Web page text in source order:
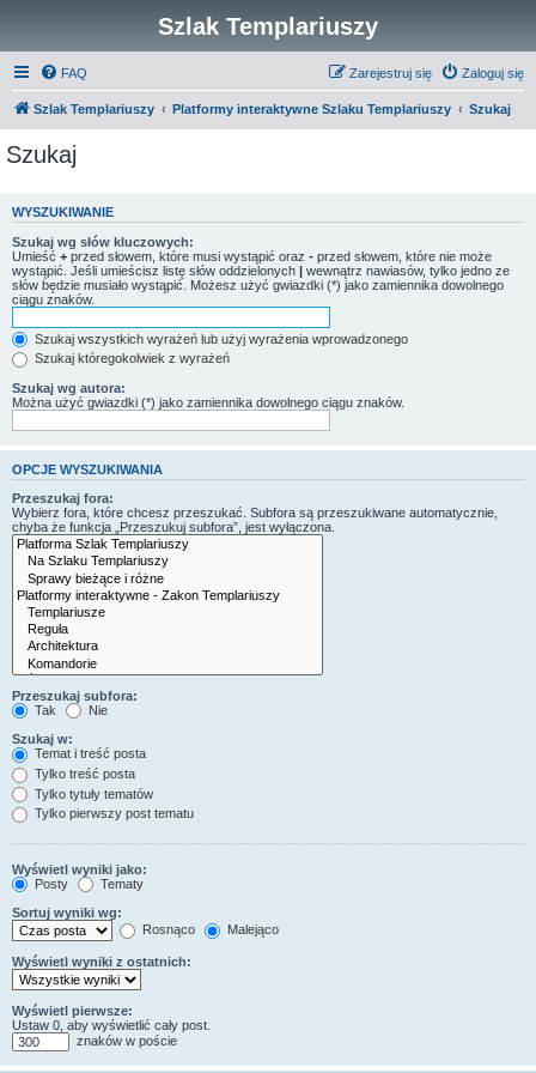
Szlak Templariuszy
FAQ Zaloguj się
Zarejestruj się
Szlak Templariuszy Platformy interaktywne Szlaku Templariuszy Szukaj
Szukaj
WYSZUKIWANIE
Szukaj wg słów kluczowych:
Umieść + przed słowem, które musi wystąpić oraz - przed słowem, które nie może
wystąpić. Jeśli umieścisz listę słów oddzielonych | wewnątrz nawiasów, tylko jedno ze
słów będzie musiało wystąpić. Możesz użyć gwiazdki (*) jako zamiennika dowolnego
ciągu znaków.
Szukaj wszystkich wyrażeń lub użyj wyrażenia wprowadzonego
Szukaj któregokolwiek z wyrażeń
Szukaj wg autora:
Można użyć gwiazdki (*) jako zamiennika dowolnego ciągu znaków.
OPCJE WYSZUKIWANIA
Przeszukaj fora:
Wybierz fora, które chcesz przeszukać. Subfora są przeszukiwane automatycznie,
chyba że funkcja „Przeszukuj subfora”, jest wyłączona.
Przeszukaj subfora:
Tak
Nie
Szukaj w:
Temat i treść posta
Tylko treść posta
Tylko tytuły tematów
Tylko pierwszy post tematu
Wyświetl wyniki jako:
Posty
Tematy
Sortuj wyniki wg:
Rosnąco
Malejąco
Wyświetl wyniki z ostatnich:
Wyświetl pierwsze:
Ustaw 0, aby wyświetlić cały post.
znaków w poście